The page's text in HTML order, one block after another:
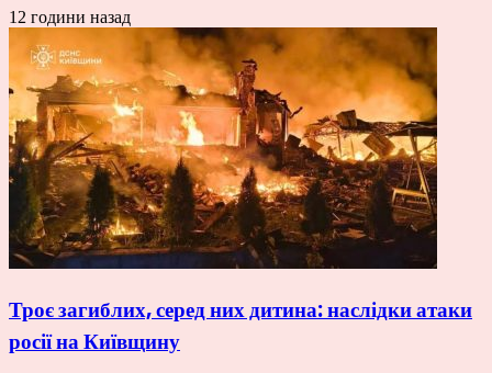
12 години назад
Троє загиблих, серед них дитина: наслідки атаки
росії на Київщину